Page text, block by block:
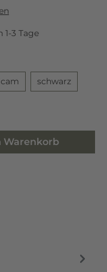
3 Tage
schwarz
Warenkorb